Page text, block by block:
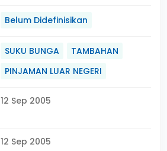
Belum Didefinisikan
SUKU BUNGA
TAMBAHAN
PINJAMAN LUAR NEGERI
12 Sep 2005
12 Sep 2005